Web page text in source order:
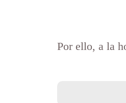
Por ello, a la